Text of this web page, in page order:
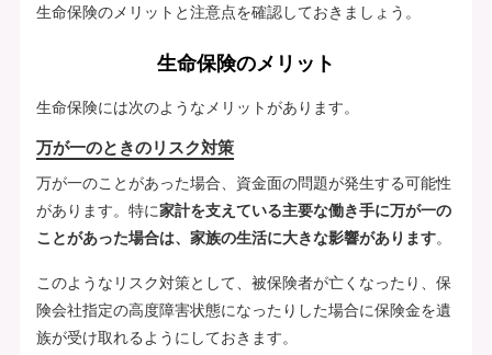
生命保険のメリットと注意点を確認しておきましょう。
生命保険のメリット
生命保険には次のようなメリットがあります。
万が一のときのリスク対策
万が一のことがあった場合、資金面の問題が発生する可能性
があります。特に家計を支えている主要な働き手に万が一の
ことがあった場合は、家族の生活に大きな影響があります。
このようなリスク対策として、被保険者が亡くなったり、保
険会社指定の高度障害状態になったりした場合に保険金を遺
族が受け取れるようにしておきます。